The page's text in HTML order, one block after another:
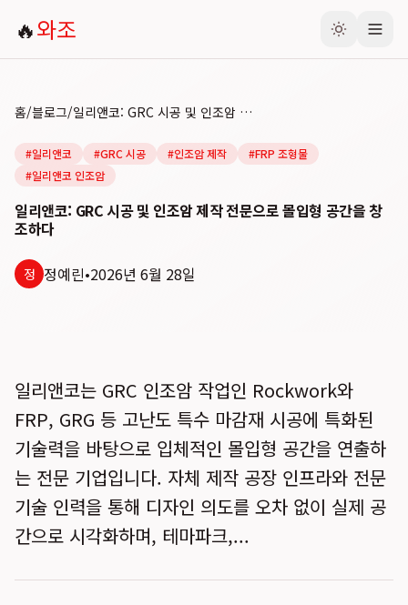
🔥와조
홈/블로그/ 일리앤코: GRC 시공 및 인조암 제작 전문으로 몰입형 공간을 창조하다
#일리앤코 #GRC 시공 #인조암 제작 #FRP 조형물
#일리앤코 인조암
일리앤코: GRC 시공 및 인조암 제작 전문으로 몰입형 공간을 창
조하다
정 정예린•2026년 6월 28일
일리앤코는 GRC 인조암 작업인 Rockwork와
FRP, GRG 등 고난도 특수 마감재 시공에 특화된
기술력을 바탕으로 입체적인 몰입형 공간을 연출하
는 전문 기업입니다. 자체 제작 공장 인프라와 전문
기술 인력을 통해 디자인 의도를 오차 없이 실제 공
간으로 시각화하며, 테마파크,...